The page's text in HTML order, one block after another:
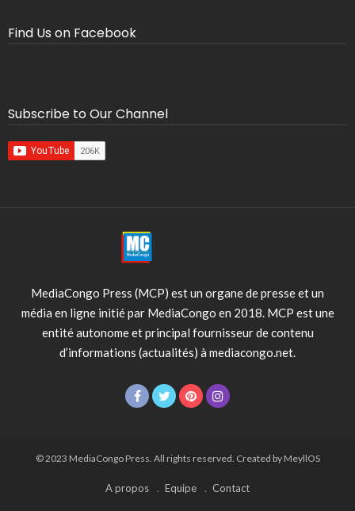
Find Us on Facebook
Subscribe to Our Channel
MediaCongo Press (MCP) est un organe de presse et un
média en ligne initié par MediaCongo en 2018. MCP est une
entité autonome et principal fournisseur de contenu
d’informations (actualités) à mediacongo.net.
© 2023 MediaCongo Press. All rights reserved. Created by MeyllOS
A propos Equipe Contact